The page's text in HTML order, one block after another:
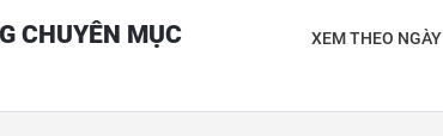
CHUYÊN MỤC XEM THEO NGÀY